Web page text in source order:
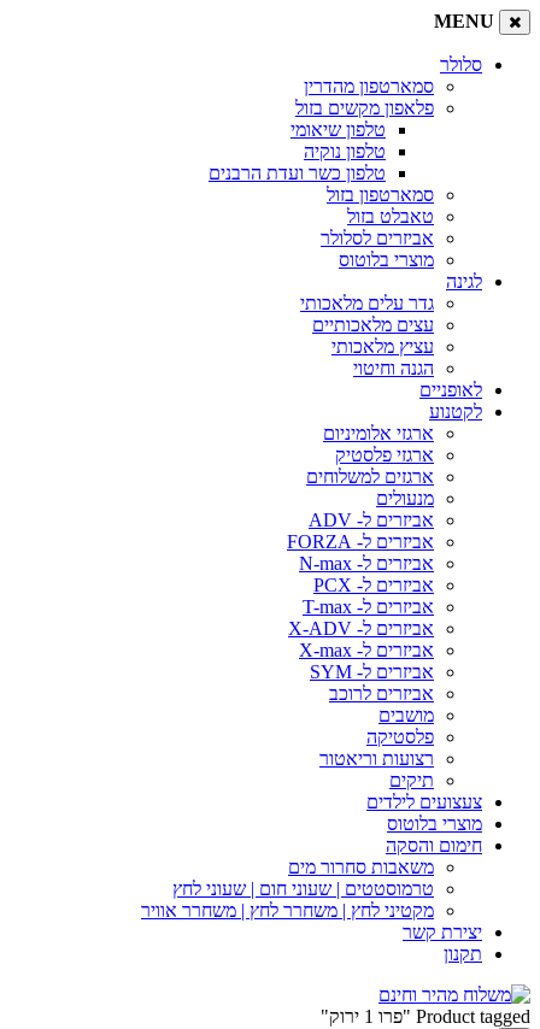
MENU
סלולר
סמארטפון מהדרין
פלאפון מקשים בזול
טלפון שיאומי
טלפון נוקיה
טלפון כשר ועדת הרבנים
סמארטפון בזול
טאבלט בזול
אביזרים לסלולר
מוצרי בלוטוס
לגינה
גדר עלים מלאכותי
עצים מלאכותיים
עציץ מלאכותי
הגנה וחיטוי
לאופניים
לקטנוע
ארגזי אלומיניום
ארגזי פלסטיק
ארגזים למשלוחים
מנעולים
אביזרים ל- ADV
אביזרים ל- FORZA
אביזרים ל- N-max
אביזרים ל- PCX
אביזרים ל- T-max
אביזרים ל- X-ADV
אביזרים ל- X-max
אביזרים ל- SYM
אביזרים לרוכב
מושבים
פלסטיקה
רצועות וריאטור
תיקים
צעצועים לילדים
מוצרי בלוטוס
חימום והסקה
משאבות סחרור מים
טרמוסטטים | שעוני חום | שעוני לחץ
מקטיני לחץ | משחרר לחץ | משחרר אוויר
יצירת קשר
תקנון
Product tagged "פרו 1 ירוק"